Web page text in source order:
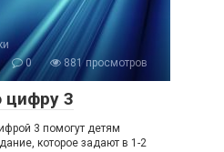
0
881 просмотров
цифру 3
3 помогут детям
которое задают в 1-2